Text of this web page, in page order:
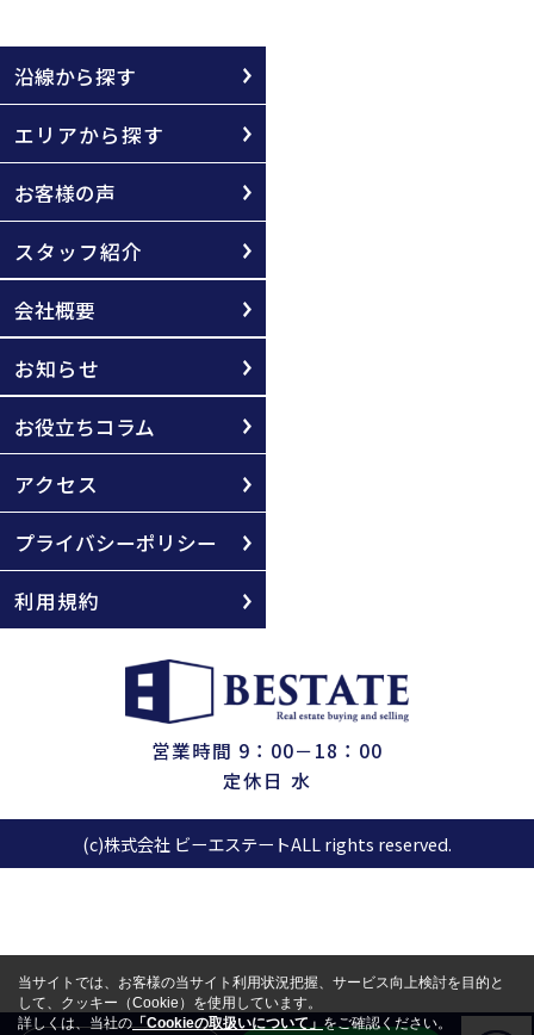
沿線から探す
エリアから探す
お客様の声
スタッフ紹介
会社概要
お知らせ
お役立ちコラム
アクセス
プライバシーポリシー
利用規約
営業時間 9：00－18：00
定休日 水
(c)株式会社 ビーエステートALL rights reserved.
当サイトでは、お客様の当サイト利用状況把握、サービス向上検討を目的と
して、クッキー（Cookie）を使用しています。
詳しくは、当社の「Cookieの取扱いについて」をご確認ください。